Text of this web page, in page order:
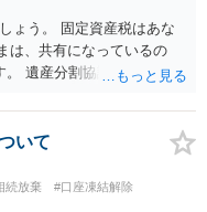
ょう。 固定資産税はあな
は、共有になっているの
。 遺産分割協議をして、不
いて
続放棄
#口座凍結解除